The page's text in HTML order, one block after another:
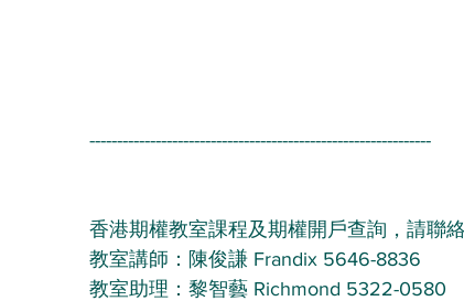
--------------------------------------------------------------
香港期權教室課程及期權開戶查詢，請聯絡
教室講師：陳俊謙 Frandix 5646-8836
教室助理：黎智藝 Richmond 5322-0580